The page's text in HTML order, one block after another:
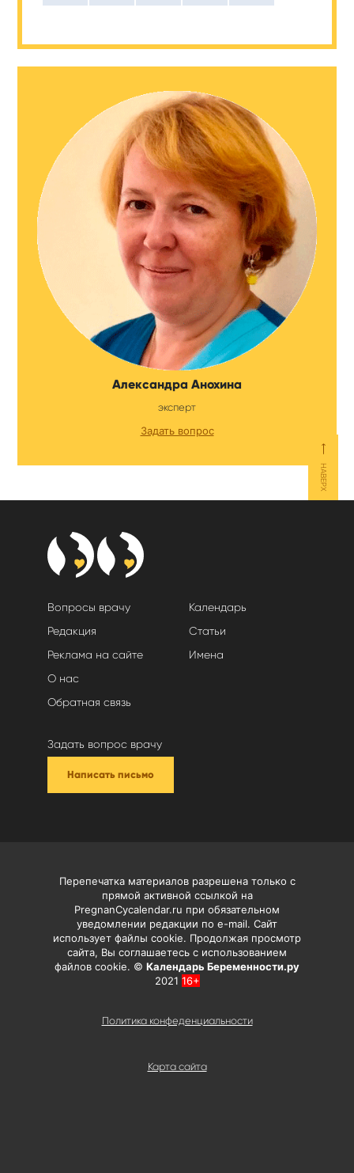
Александра Анохина
эксперт
Задать вопрос
⟵
НАВЕРХ
Вопросы врачу
Редакция
Реклама на сайте
О нас
Обратная связь
Календарь
Статьи
Имена
Задать вопрос врачу
Написать письмо
Карта сайта
Перепечатка материалов разрешена только с
прямой активной ссылкой на
PregnanCycalendar.ru при обязательном
уведомлении редакции по e-mail. Сайт
использует файлы cookie. Продолжая просмотр
сайта, Вы соглашаетесь с использованием
файлов cookie. © Календарь Беременности.ру
2021 16+
Политика конфеденциальности